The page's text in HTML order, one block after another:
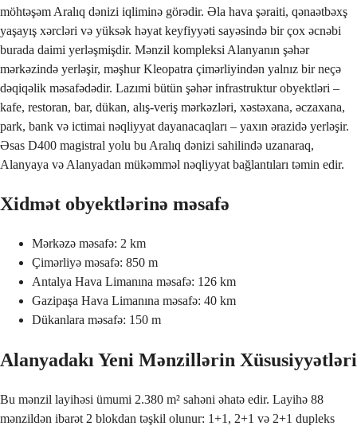
möhtəşəm Aralıq dənizi iqliminə görədir. Əla hava şəraiti, qənaətbəxş
yaşayış xərcləri və yüksək həyat keyfiyyəti sayəsində bir çox əcnəbi
burada daimi yerləşmişdir. Mənzil kompleksi Alanyanın şəhər
mərkəzində yerləşir, məşhur Kleopatra çimərliyindən yalnız bir neçə
dəqiqəlik məsafədədir. Lazımi bütün şəhər infrastruktur obyektləri –
kafe, restoran, bar, dükan, alış-veriş mərkəzləri, xəstəxana, əczaxana,
park, bank və ictimai nəqliyyat dayanacaqları – yaxın ərazidə yerləşir.
Əsas D400 magistral yolu bu Aralıq dənizi sahilində uzanaraq,
Alanyaya və Alanyadan mükəmməl nəqliyyat bağlantıları təmin edir.
Xidmət obyektlərinə məsafə
Mərkəzə məsafə: 2 km
Çimərliyə məsafə: 850 m
Antalya Hava Limanına məsafə: 126 km
Gazipaşa Hava Limanına məsafə: 40 km
Dükanlara məsafə: 150 m
Alanyadakı Yeni Mənzillərin Xüsusiyyətləri
Bu mənzil layihəsi ümumi 2.380 m² sahəni əhatə edir. Layihə 88
mənzildən ibarət 2 blokdan təşkil olunur: 1+1, 2+1 və 2+1 dupleks